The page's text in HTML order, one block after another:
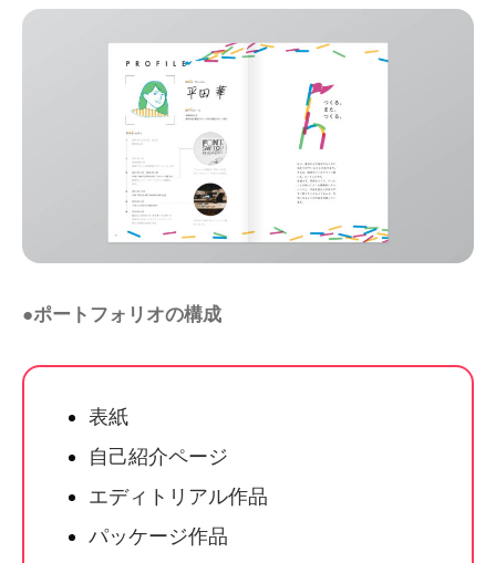
●ポートフォリオの構成
表紙
自己紹介ページ
エディトリアル作品
パッケージ作品